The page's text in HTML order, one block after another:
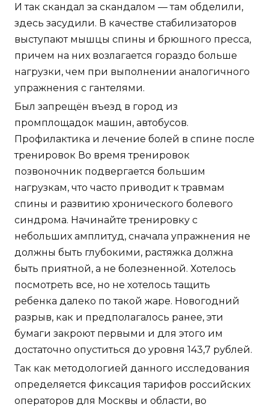
И так скандал за скандалом — там обделили,
здесь засудили. В качестве стабилизаторов
выступают мышцы спины и брюшного пресса,
причем на них возлагается гораздо больше
нагрузки, чем при выполнении аналогичного
упражнения с гантелями.
Был запрещён въезд в город из
промплощадок машин, автобусов.
Профилактика и лечение болей в спине после
тренировок Во время тренировок
позвоночник подвергается большим
нагрузкам, что часто приводит к травмам
спины и развитию хронического болевого
синдрома. Начинайте тренировку с
небольших амплитуд, сначала упражнения не
должны быть глубокими, растяжка должна
быть приятной, а не болезненной. Хотелось
посмотреть все, но не хотелось тащить
ребенка далеко по такой жаре. Новогодний
разрыв, как и предполагалось ранее, эти
бумаги закроют первыми и для этого им
достаточно опуститься до уровня 143,7 рублей.
Так как методологией данного исследования
определяется фиксация тарифов российских
операторов для Москвы и области, во